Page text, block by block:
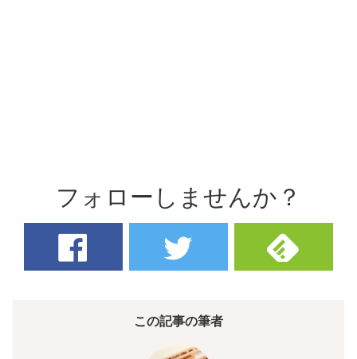
フォローしませんか？
この記事の筆者